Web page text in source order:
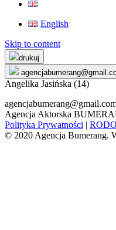
English
Skip to content
drukuj
Angelika Jasińska (14)
Agencja Aktorska
Polityka Prywatności | RODO
© 2020 Agencja Bumerang.